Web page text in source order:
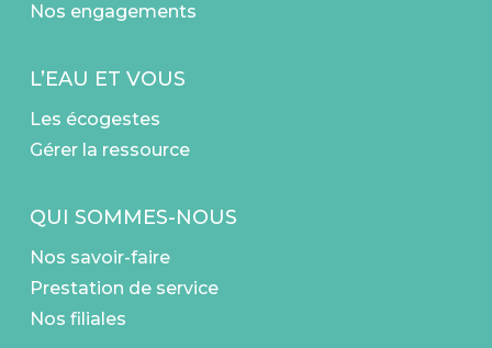
Nos engagements
L’EAU ET VOUS
Les écogestes
Gérer la ressource
QUI SOMMES-NOUS
Nos savoir-faire
Prestation de service
Nos filiales